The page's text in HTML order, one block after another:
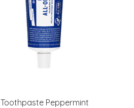
Toothpaste Peppermint